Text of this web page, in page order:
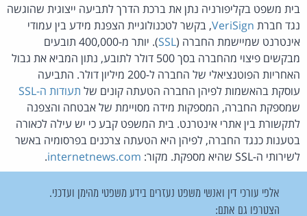
בית משפט בקליפורניה נתן את ברכת הדרך לתביעה ייצוגית שהוגשה
נגד חברת VeriSign, בקשר לטכנולוגיית הצפנת מידע בין עמודי
אינטרנט שמיישמת החברה (SSL
). יותר מ-400,000 תובעים
מבקשים פיצוי מהחברה בסך 500 דולר לתובע, נתון המביא את גבול
האחריות הפוטנציאלי של החברה ל-200 מיליון דולר. התביעה
עוסקת בהאשמות לפיהן החברה הטעתה קונים של תעודות ה-SSL
שמספקת החברה, המספקות מידה מסויימת של אבטחה והצפנה
לתקשורת בין אתרי אינטרנט. בית המשפט קבע כי יש עילה לכאורה
בטענות כנגד החברה, לפיהן היא הטעתה צרכנים בפרסומיה באשר
לשירותי ה-SSL שהיא מספקת. מקור:
internetnews.com
.
אלפי עורכי דין ואנשי משפט נעזרים בידע משפטי מהימן ועדכני.
הצטרפו גם אתם: